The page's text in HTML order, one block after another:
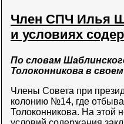
Член СПЧ Илья
и условиях
По словам
Толоконникова в
Члены Совета при
колонию №14, где
Толоконникова. На этой